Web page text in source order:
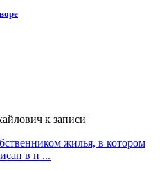
к записи
жилья, в котором
в н ...